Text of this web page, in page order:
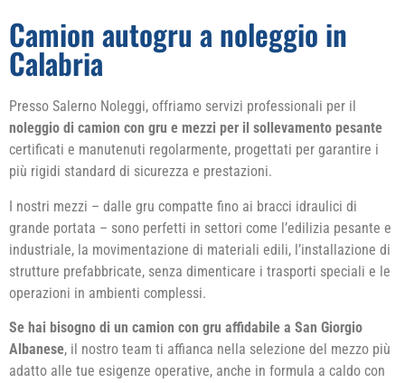
Camion autogru a noleggio in
Calabria
Presso Salerno Noleggi, offriamo servizi professionali per il
noleggio di camion con gru e mezzi per il sollevamento pesante
certificati e manutenuti regolarmente, progettati per garantire i
più rigidi standard di sicurezza e prestazioni.
I nostri mezzi – dalle gru compatte fino ai bracci idraulici di
grande portata – sono perfetti in settori come l’edilizia pesante e
industriale, la movimentazione di materiali edili, l’installazione di
strutture prefabbricate, senza dimenticare i trasporti speciali e le
operazioni in ambienti complessi.
Se hai bisogno di un camion con gru affidabile a San Giorgio
Albanese, il nostro team ti affianca nella selezione del mezzo più
adatto alle tue esigenze operative, anche in formula a caldo con